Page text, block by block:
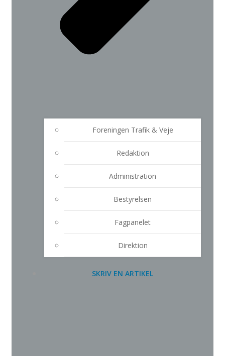
Foreningen Trafik & Veje
Redaktion
Administration
Bestyrelsen
Fagpanelet
Direktion
SKRIV EN ARTIKEL